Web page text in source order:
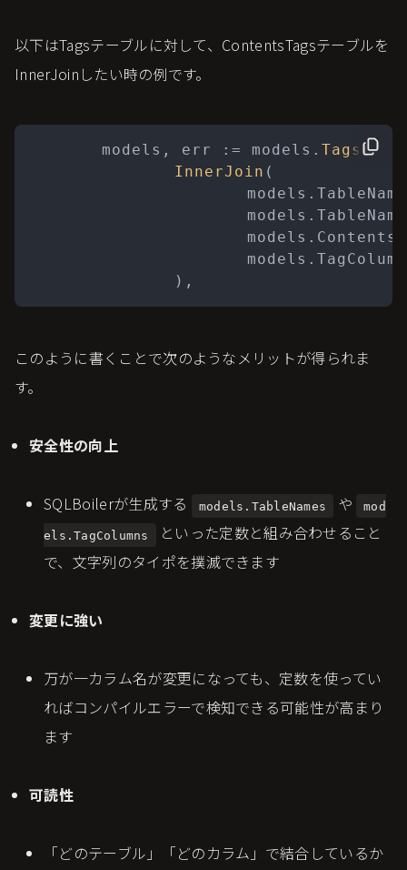
以下はTagsテーブルに対して、ContentsTagsテーブルを
InnerJoinしたい時の例です。
	models, err := models.
Tags (
InnerJoin (
このように書くことで次のようなメリットが得られま
す。
安全性の向上
SQLBoilerが生成する models.TableNames や mod
els.TagColumns
といった定数と組み合わせること
で、文字列のタイポを撲滅できます
変更に強い
万が一カラム名が変更になっても、定数を使ってい
ればコンパイルエラーで検知できる可能性が高まり
ます
可読性
「どのテーブル」「どのカラム」で結合しているか